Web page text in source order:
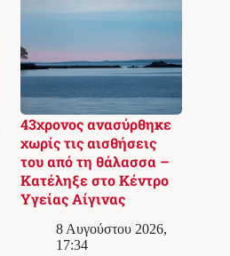
43χρονος ανασύρθηκε
χωρίς τις αισθήσεις
του από τη θάλασσα –
Κατέληξε στο Κέντρο
Υγείας Αίγινας
8 Αυγούστου 2026,
17:34